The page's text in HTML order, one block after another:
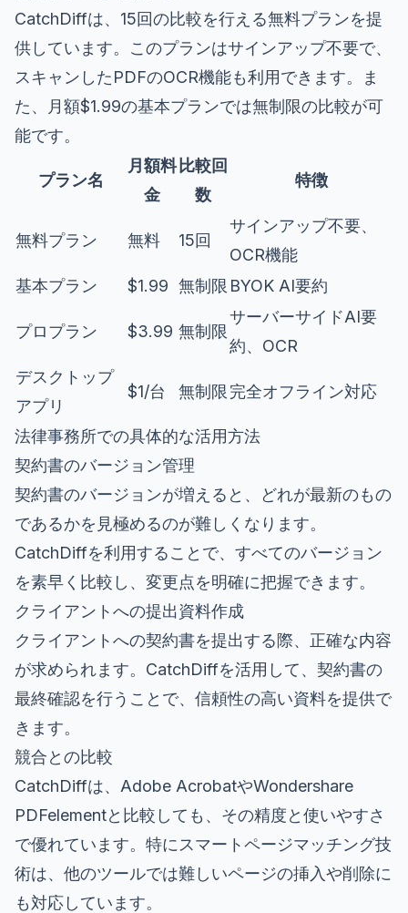
CatchDiffは、15回の比較を行える無料プランを提
供しています。このプランはサインアップ不要で、
スキャンしたPDFのOCR機能も利用できます。ま
た、月額$1.99の基本プランでは無制限の比較が可
能です。
プラン名
月額料
金
比較回
数
特徴
無料プラン 無料 15回
サインアップ不要、
OCR機能
基本プラン
$1.99 無制限 BYOK AI要約
プロプラン $3.99 無制限
サーバーサイドAI要
約、OCR
デスクトップ
アプリ
$1/台 無制限 完全オフライン対応
法律事務所での具体的な活用方法
契約書のバージョン管理
契約書のバージョンが増えると、どれが最新のもの
であるかを見極めるのが難しくなります。
CatchDiffを利用することで、すべてのバージョン
を素早く比較し、変更点を明確に把握できます。
クライアントへの提出資料作成
クライアントへの契約書を提出する際、正確な内容
が求められます。CatchDiffを活用して、契約書の
最終確認を行うことで、信頼性の高い資料を提供で
きます。
競合との比較
CatchDiffは、Adobe AcrobatやWondershare
PDFelementと比較しても、その精度と使いやすさ
で優れています。特にスマートページマッチング技
術は、他のツールでは難しいページの挿入や削除に
も対応しています。